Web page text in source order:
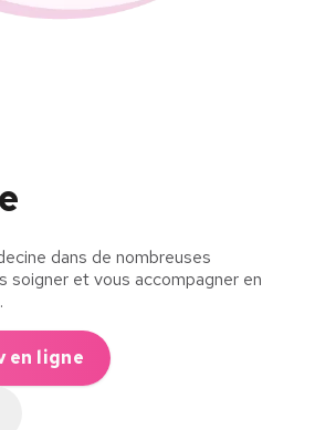
dans de nombreuses
soigner et vous accompagner en
en ligne